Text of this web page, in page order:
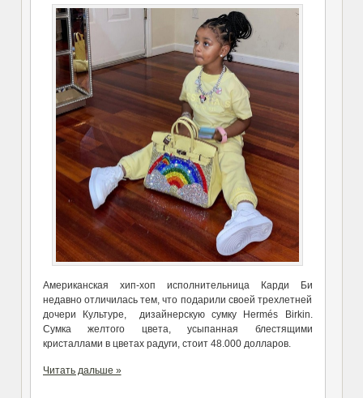
Американская хип-хоп исполнительница Карди Би
недавно отличилась тем, что подарили своей трехлетней
дочери Культуре, дизайнерскую сумку Hermés Birkin.
Сумка желтого цвета, усыпанная блестящими
кристаллами в цветах радуги, стоит 48.000 долларов.
Читать дальше »